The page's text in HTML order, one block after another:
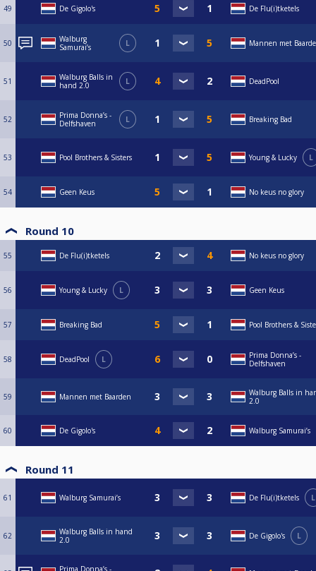
49 De Gigolo's De Flu(i)tketels
50
Walburg
Samurai’s
L Mannen met
51
Walburg Balls in
hand 2.0
L DeadPool
52
Prima Donna’s -
Delfshaven
L Breaking Bad
53 Pool Brothers & Sisters Young & Lucky L
54 Geen Keus No keus no glory
Round 10
55 De Flu(i)tketels No keus no glory
56 Young & Lucky L Geen Keus
57 Breaking Bad Pool Brothers &
58 DeadPool L
Prima Donna’s -
Delfshaven
59 Mannen met Baarden
Walburg Balls in
2.0
60 De Gigolo's Walburg Samurai’s
Round 11
61 Walburg Samurai’s De Flu(i)tketels L
62
Walburg Balls in hand
2.0
De Gigolo's L